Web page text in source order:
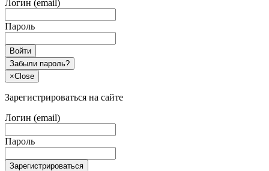
Логин (email)
Пароль
Войти
Забыли пароль?
×Close
Зарегистрироваться на сайте
Логин (email)
Пароль
Зарегистрироваться